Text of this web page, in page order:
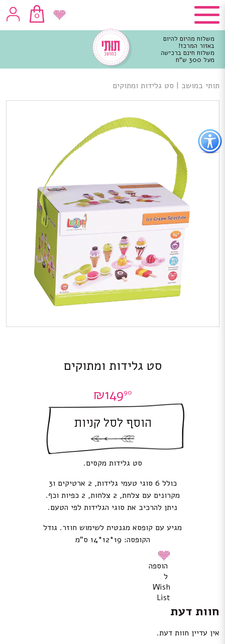
כפתור
לפתיחת
תפריט
נגישות
0
משלוח מהיום להיום
באזור המרכז!
משלוח חינם ברכישה
מעל 300 ש"ח
מרכזי
תותי במושב | סט גלידות ומתוקים
סט גלידות ומתוקים
₪14990
הוסף לסל קניות
סט גלידות מקסים.
כולל 6 סוגי טעמי גלידות, 2 ארטיקים ו3
מקרונים עם צלחת, 2 צלחות, 2 כפיות וכף.
ניתן להרכיב את סוגי הגלידות לפי הטעם.
מגיע עם קופסא מגנטית לשימוש חוזר. גודל
הקופסה: 19*12*14 ס”מ
הוספה
ל
Wish
List
חוות דעת
אין עדיין חוות דעת.